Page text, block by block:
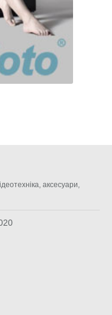
аксесуари,